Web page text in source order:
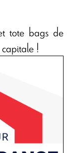
tote bags de
!